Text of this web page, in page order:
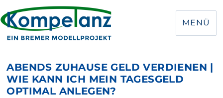
MENÜ
ABENDS ZUHAUSE GELD VERDIENEN |
WIE KANN ICH MEIN TAGESGELD
OPTIMAL ANLEGEN?